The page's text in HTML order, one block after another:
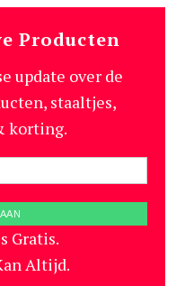
Producten
update over de
staaltjes,
korting.
Gratis.
Altijd.